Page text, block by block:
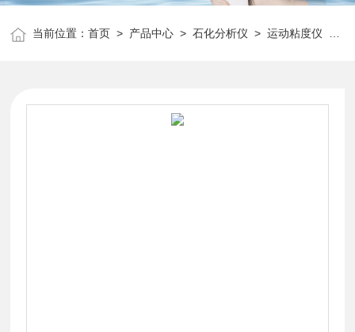
当前位置：首页 > 产品中心 >石化分析仪 >运动粘度仪